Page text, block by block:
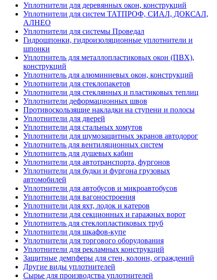
Уплотнители для деревянных окон, конструкций
Уплотнители для систем ТАТПРОФ, СИАЛ, ДОКСАЛ,
АЛНЕО
Уплотнители для системы Проведал
Гидрошпонки, гидроизоляционные уплотнители и
шпонки
Уплотнитель для металлопластиковых окон (ПВХ),
конструкций
Уплотнитель для алюминиевых окон, конструкций
Уплотнители для стеклопакетов
Уплотнители для стеклянных и пластиковых теплиц
Уплотнители деформационных швов
Противоскользящие накладки на ступени и полосы
Уплотнители для дверей
Уплотнители для стальных хомутов
Уплотнители для шумозащитных экранов автодорог
Уплотнитель для вентиляционных систем
Уплотнитель для душевых кабин
Уплотнители для автотранспорта, фургонов
Уплотнители для будки и фургона грузовых
автомобилей
Уплотнители для автобусов и микроавтобусов
Уплотнители для вагоностроения
Уплотнители для яхт, лодок и катеров
Уплотнители для секционных и гаражных ворот
Уплотнитель для стеклопластиковых труб
Уплотнители для шкафов-купе
Уплотнители для торгового оборудования
Уплотнители для рекламных конструкций
Защитные демпферы для стен, колонн, ограждений
Другие виды уплотнителей
Сырье для производства уплотнителей